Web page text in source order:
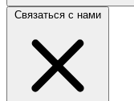
Связаться с нами